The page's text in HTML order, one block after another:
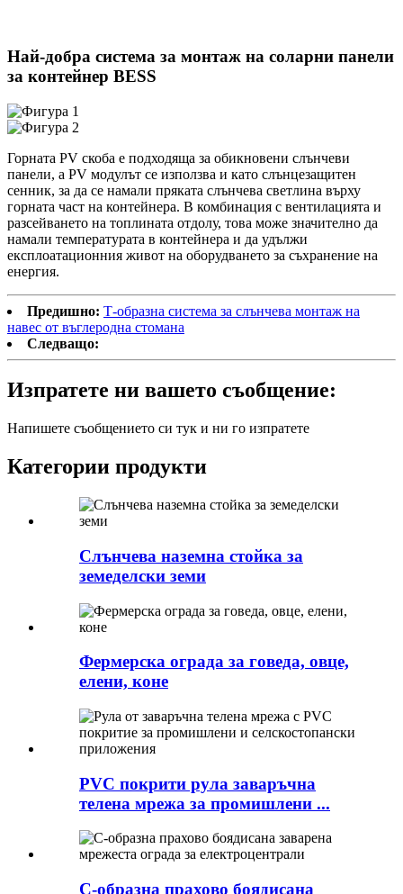
Най-добра система за монтаж на соларни панели
за контейнер BESS
Горната PV скоба е подходяща за обикновени слънчеви
панели, а PV модулът се използва и като слънцезащитен
сенник, за да се намали пряката слънчева светлина върху
горната част на контейнера. В комбинация с вентилацията и
разсейването на топлината отдолу, това може значително да
намали температурата в контейнера и да удължи
експлоатационния живот на оборудването за съхранение на
енергия.
Предишно: Т-образна система за слънчева монтаж на
навес от въглеродна стомана
Следващо:
Изпратете ни вашето съобщение:
Напишете съобщението си тук и ни го изпратете
Категории продукти
Слънчева наземна стойка за
земеделски земи
Фермерска ограда за говеда, овце,
елени, коне
PVC покрити рула заваръчна
телена мрежа за промишлени ...
C-образна прахово боядисана